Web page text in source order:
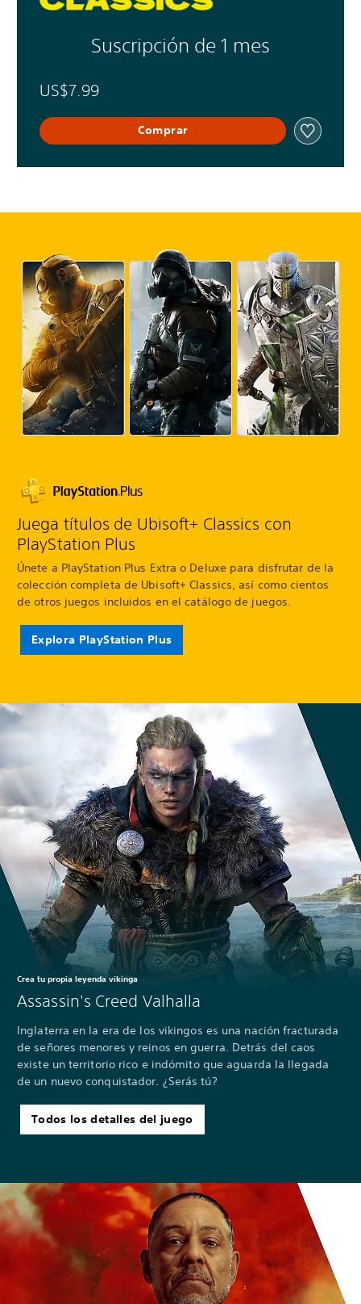
Suscripción de 1 mes
US$7.99
Comprar
Juega títulos de Ubisoft+ Classics con
PlayStation Plus
Únete a PlayStation Plus Extra o Deluxe para disfrutar de la
colección completa de Ubisoft+ Classics, así como cientos
de otros juegos incluidos en el catálogo de juegos.
Explora PlayStation Plus
Crea tu propia leyenda vikinga
Assassin's Creed Valhalla
Inglaterra en la era de los vikingos es una nación fracturada
de señores menores y reinos en guerra. Detrás del caos
existe un territorio rico e indómito que aguarda la llegada
de un nuevo conquistador. ¿Serás tú?
Todos los detalles del juego